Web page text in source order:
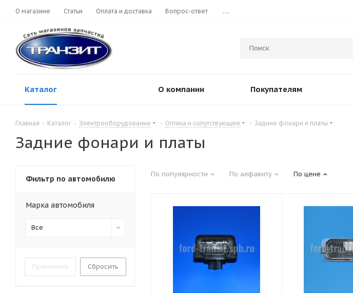
О магазине Статьи Оплата и доставка Вопрос-ответ ...
Каталог О компании Покупателям
Главная - Каталог - Электрооборудование - Оптика и сопутствующее - Задние фонари и платы
Задние фонари и платы
По популярности По алфавиту По цене
Фильтр по автомобилю
Марка автомобиля
Все
Применить Сбросить